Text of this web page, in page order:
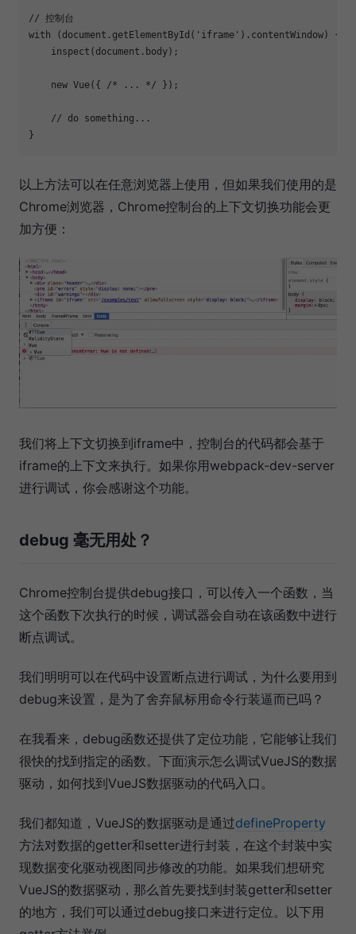
// 控制台
with (document.getElementById('iframe').contentWindow) {
    inspect(document.body);
    new Vue({ /* ... */ });
    // do something...
以上方法可以在任意浏览器上使用，但如果我们使用的是
Chrome浏览器，Chrome控制台的上下文切换功能会更
加方便：
我们将上下文切换到iframe中，控制台的代码都会基于
iframe的上下文来执行。如果你用webpack-dev-server
进行调试，你会感谢这个功能。
debug 毫无用处？
Chrome控制台提供debug接口，可以传入一个函数，当
这个函数下次执行的时候，调试器会自动在该函数中进行
断点调试。
我们明明可以在代码中设置断点进行调试，为什么要用到
debug来设置，是为了舍弃鼠标用命令行装逼而已吗？
在我看来，debug函数还提供了定位功能，它能够让我们
很快的找到指定的函数。下面演示怎么调试VueJS的数据
驱动，如何找到VueJS数据驱动的代码入口。
我们都知道，VueJS的数据驱动是通过defineProperty
方法对数据的getter和setter进行封装，在这个封装中实
现数据变化驱动视图同步修改的功能。如果我们想研究
VueJS的数据驱动，那么首先要找到封装getter和setter
的地方，我们可以通过debug接口来进行定位。以下用